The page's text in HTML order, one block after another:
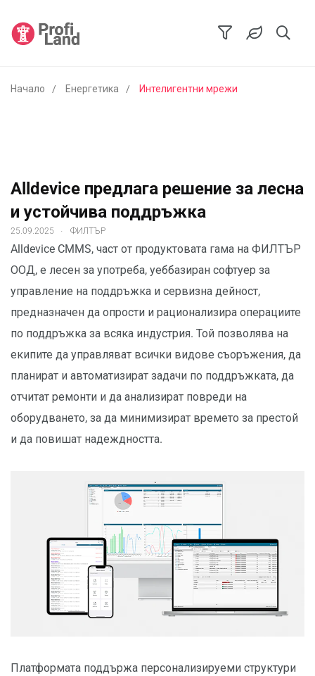
Начало Енергетика Интелигентни мрежи
Alldevice предлага решение за лесна
и устойчива поддръжка
25.09.2025 . ФИЛТЪР
Alldevice CMMS, част от продуктовата гама на ФИЛТЪР
ООД, е лесен за употреба, уеббазиран софтуер за
управление на поддръжка и сервизна дейност,
предназначен да опрости и рационализира операциите
по поддръжка за всяка индустрия. Той позволява на
екипите да управляват всички видове съоръжения, да
планират и автоматизират задачи по поддръжката, да
отчитат ремонти и да анализират повреди на
оборудването, за да минимизират времето за престой
и да повишат надеждността.
Платформата поддържа персонализируеми структури